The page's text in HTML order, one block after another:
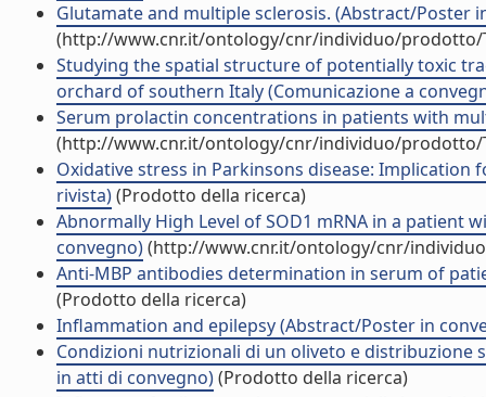
Glutamate and multiple sclerosis. (Abstract/Poster
(http://www.cnr.it/ontology/cnr/individuo/prodotto/
Studying the spatial structure of potentially toxic
orchard of southern Italy (Comunicazione a
Serum prolactin concentrations in patients with
(http://www.cnr.it/ontology/cnr/individuo/prodotto/
Oxidative stress in Parkinsons disease:
rivista)(Prodotto della ricerca)
Abnormally High Level of SOD1 mRNA in a patient
convegno)(http://www.cnr.it/ontology/cnr/
Anti-MBP antibodies determination in serum of
(Prodotto della ricerca)
Inflammation and epilepsy (Abstract/Poster in
Condizioni nutrizionali di un oliveto e distribuzione
in atti di convegno)(Prodotto della ricerca)